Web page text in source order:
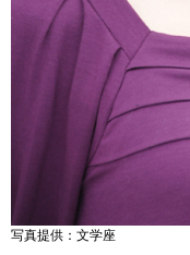
写真提供：文学座